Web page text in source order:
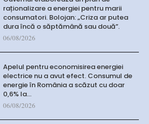
raționalizare a energiei pentru marii
consumatori. Bolojan: „Criza ar putea
dura încă o săptămână sau două”.
06/08/2026
Apelul pentru economisirea energiei
electrice nu a avut efect. Consumul de
energie în România a scăzut cu doar
0,6% la…
06/08/2026